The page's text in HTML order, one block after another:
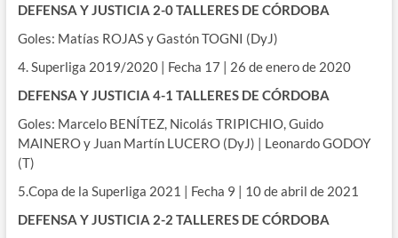
DEFENSA Y JUSTICIA 2-0 TALLERES DE CÓRDOBA
Goles: Matías ROJAS y Gastón TOGNI (DyJ)
4. Superliga 2019/2020 | Fecha 17 | 26 de enero de 2020
DEFENSA Y JUSTICIA 4-1 TALLERES DE CÓRDOBA
Goles: Marcelo BENÍTEZ, Nicolás TRIPICHIO, Guido
MAINERO y Juan Martín LUCERO (DyJ) | Leonardo GODOY
(T)
5.Copa de la Superliga 2021 | Fecha 9 | 10 de abril de 2021
DEFENSA Y JUSTICIA 2-2 TALLERES DE CÓRDOBA